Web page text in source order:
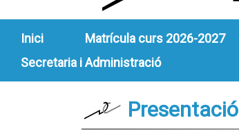
Inici Matrícula curs 2026-2027
Secretaria i Administració
Presentació